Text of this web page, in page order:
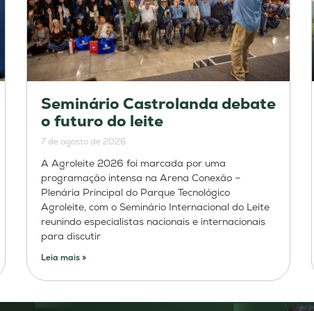
Seminário Castrolanda debate
o futuro do leite
7 de agosto de 2026
A Agroleite 2026 foi marcada por uma
programação intensa na Arena Conexão –
Plenária Principal do Parque Tecnológico
Agroleite, com o Seminário Internacional do Leite
reunindo especialistas nacionais e internacionais
para discutir
Leia mais »